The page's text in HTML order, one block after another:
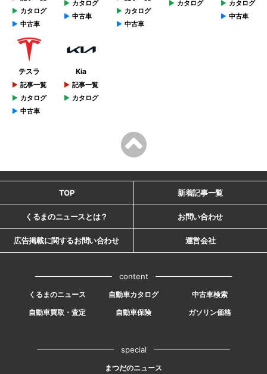
カタログ
中古車
カタログ
中古車
カタログ
中古車
カタログ
カタログ
中古車
テスラ
記事一覧
カタログ
中古車
Kia
記事一覧
カタログ
TOP 新着記事一覧
くるまのニュースとは？ お問い合わせ
広告掲載に関するお問い合わせ 運営会社
content
くるまのニュース 自動車カタログ
中古車検索
自動車買取・査定
自動車保険 ガソリン価格
special
まつだのニュース